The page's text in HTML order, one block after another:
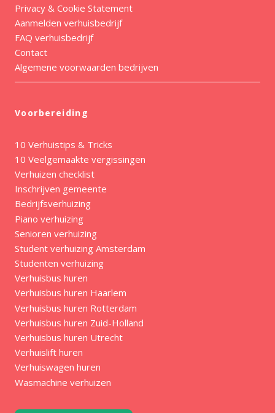
Privacy & Cookie Statement
Aanmelden verhuisbedrijf
FAQ verhuisbedrijf
Contact
Algemene voorwaarden bedrijven
Voorbereiding
10 Verhuistips & Tricks
10 Veelgemaakte vergissingen
Verhuizen checklist
Inschrijven gemeente
Bedrijfsverhuizing
Piano verhuizing
Senioren verhuizing
Student verhuizing Amsterdam
Studenten verhuizing
Verhuisbus huren
Verhuisbus huren Haarlem
Verhuisbus huren Rotterdam
Verhuisbus huren Zuid-Holland
Verhuisbus huren Utrecht
Verhuislift huren
Verhuiswagen huren
Wasmachine verhuizen